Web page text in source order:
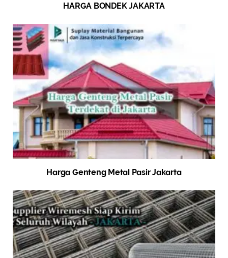
HARGA BONDEK JAKARTA
Harga Genteng Metal Pasir Jakarta